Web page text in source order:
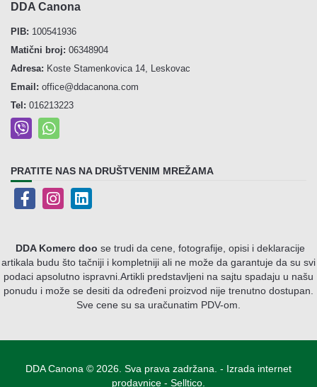
DDA Canona
PIB: 100541936
Matični broj: 06348904
Adresa: Koste Stamenkovica 14, Leskovac
Email: office@ddacanona.com
Tel: 016213223
PRATITE NAS NA DRUŠTVENIM MREŽAMA
DDA Komerc doo se trudi da cene, fotografije, opisi i deklaracije
artikala budu što tačniji i kompletniji ali ne može da garantuje da su svi
podaci apsolutno ispravni.Artikli predstavljeni na sajtu spadaju u našu
ponudu i može se desiti da određeni proizvod nije trenutno dostupan.
Sve cene su sa uračunatim PDV-om.
DDA Canona © 2026. Sva prava zadržana. - Izrada internet
prodavnice - Selltico.